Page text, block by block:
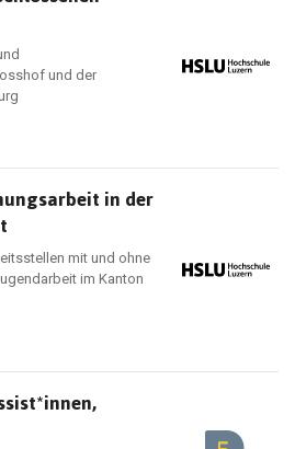
und der
in der
mit und ohne
im Kanton